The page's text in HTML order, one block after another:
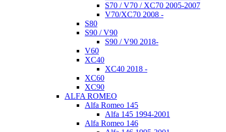
S70 / V70 / XC70 2005-2007
V70/XC70 2008 -
S80
S90 / V90
S90 / V90 2018-
V60
XC40
XC40 2018 -
XC60
XC90
ALFA ROMEO
Alfa Romeo 145
Alfa 145 1994-2001
Alfa Romeo 146